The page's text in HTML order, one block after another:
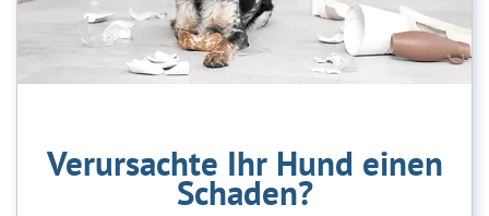
Verursachte Ihr Hund einen
Schaden?